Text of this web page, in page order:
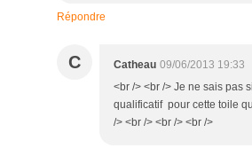
Répondre
C Catheau 09/06/2013 19:33
<br /> <br /> Je ne sais pas
qualificatif pour cette toile
/> <br /> <br /> <br />